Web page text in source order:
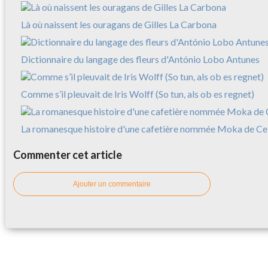
Là où naissent les ouragans de Gilles La Carbona
Dictionnaire du langage des fleurs d'António Lobo Antunes
Comme s’il pleuvait de Iris Wolff (So tun, als ob es regnet)
La romanesque histoire d'une cafetière nommée Moka de
Commenter cet article
Ajouter un commentaire